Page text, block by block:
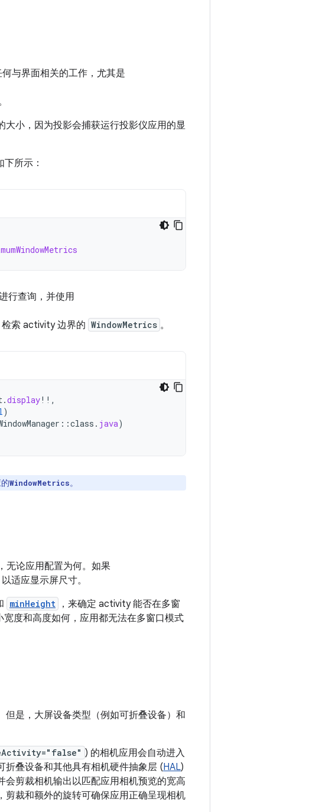
与界面相关的工作，尤其是
大小，因为投影会捕获运行投影仪应用的显
所示：
行查询，并使用
检索 activity 边界的 WindowMetrics 。
.display!! ,
)
::class . java)
WindowMetrics。
无论应用配置为何。如果
适应显示屏尺寸。
minHeight
，来确定 activity 能否在多窗
宽度和高度如何，应用都无法在多窗口模式
是，大屏设备类型（例如可折叠设备）和
) 的相机应用会自动进入
叠设备和其他具有相机硬件抽象层 (HAL)
剪裁相机输出以匹配应用相机预览的宽高
裁和额外的旋转可确保应用正确呈现相机